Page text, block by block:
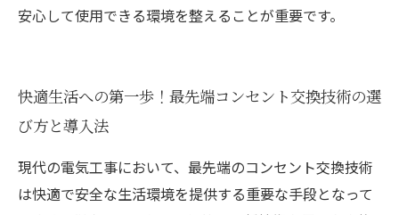
安心して使用できる環境を整えることが重要です。
快適生活への第一歩！最先端コンセント交換技術の選
び方と導入法
現代の電気工事において、最先端のコンセント交換技術
は快適で安全な生活環境を提供する重要な手段となって